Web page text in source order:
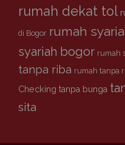
rumah dekat tol
di Bogor rumah
syariah bogor rumah
tanpa riba rumah tanpa
Checking tanpa bunga
sita